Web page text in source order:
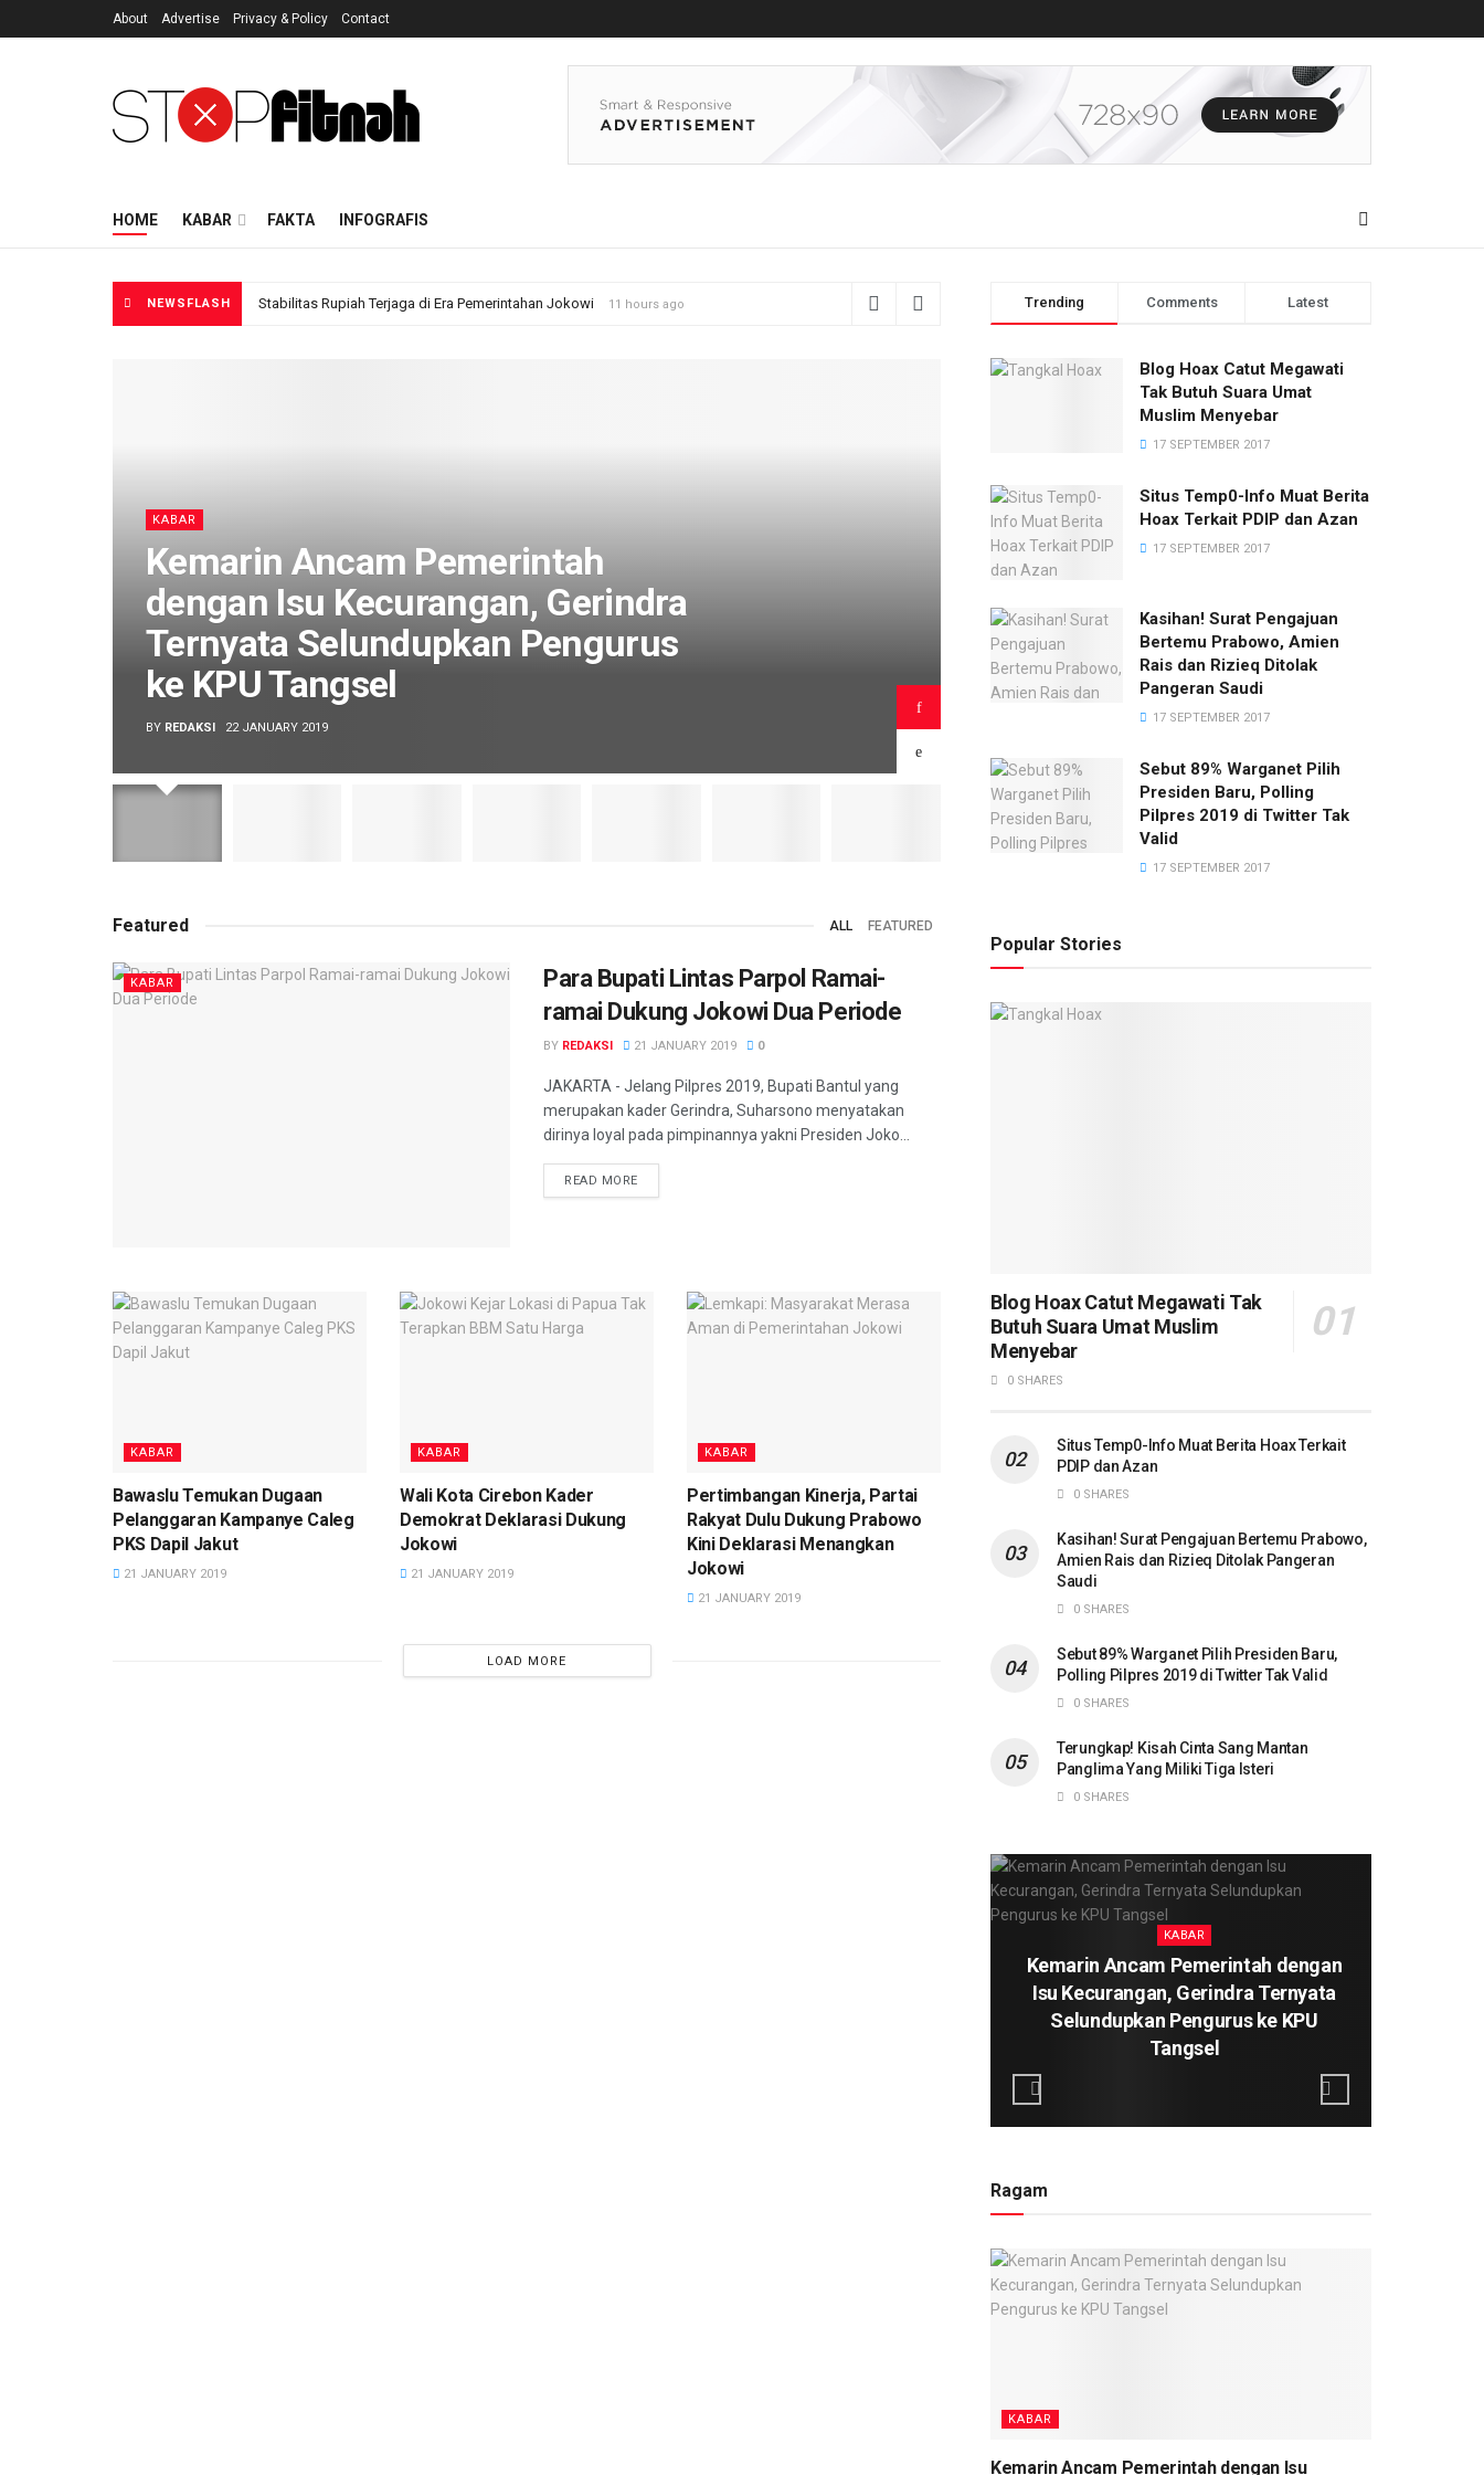
About Advertise Privacy & Policy Contact
HOME KABAR FAKTA INFOGRAFIS
NEWSFLASH Stabilitas Rupiah Terjaga di Era Pemerintahan Jokowi 11 hours ago
KABAR
Kemarin Ancam Pemerintah
dengan Isu Kecurangan, Gerindra
Ternyata Selundupkan Pengurus
ke KPU Tangsel
BY REDAKSI 22 JANUARY 2019
Stabilitas Rupiah Terjaga di Era
Pemerintahan Jokowi
Featured ALL FEATURED
KABAR
Para Bupati Lintas Parpol Ramai-
ramai Dukung Jokowi Dua Periode
BY REDAKSI 21 JANUARY 2019 0
JAKARTA - Jelang Pilpres 2019, Bupati Bantul yang
merupakan kader Gerindra, Suharsono menyatakan
dirinya loyal pada pimpinannya yakni Presiden Joko...
READ MORE
KABAR
Bawaslu Temukan Dugaan
Pelanggaran Kampanye Caleg
PKS Dapil Jakut
21 JANUARY 2019
KABAR
Wali Kota Cirebon Kader
Demokrat Deklarasi Dukung
Jokowi
21 JANUARY 2019
KABAR
Pertimbangan Kinerja, Partai
Rakyat Dulu Dukung Prabowo
Kini Deklarasi Menangkan
Jokowi
21 JANUARY 2019
LOAD MORE
Trending Comments Latest
Blog Hoax Catut Megawati
Tak Butuh Suara Umat
Muslim Menyebar
17 SEPTEMBER 2017
Situs Temp0-Info Muat Berita
Hoax Terkait PDIP dan Azan
17 SEPTEMBER 2017
Kasihan! Surat Pengajuan
Bertemu Prabowo, Amien
Rais dan Rizieq Ditolak
Pangeran Saudi
17 SEPTEMBER 2017
Sebut 89% Warganet Pilih
Presiden Baru, Polling
Pilpres 2019 di Twitter Tak
Valid
17 SEPTEMBER 2017
Popular Stories
Blog Hoax Catut Megawati Tak
Butuh Suara Umat Muslim
Menyebar
0 SHARES
Situs Temp0-Info Muat Berita Hoax Terkait
PDIP dan Azan
0 SHARES
Kasihan! Surat Pengajuan Bertemu Prabowo,
Amien Rais dan Rizieq Ditolak Pangeran
Saudi
0 SHARES
Sebut 89% Warganet Pilih Presiden Baru,
Polling Pilpres 2019 di Twitter Tak Valid
0 SHARES
Terungkap! Kisah Cinta Sang Mantan
Panglima Yang Miliki Tiga Isteri
0 SHARES
KABAR
Kemarin Ancam Pemerintah dengan
Isu Kecurangan, Gerindra Ternyata
Selundupkan Pengurus ke KPU
Tangsel
Ragam
KABAR
Kemarin Ancam Pemerintah dengan Isu